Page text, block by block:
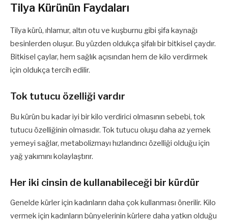
Tilya Kürünün Faydaları
Tilya kürü, ıhlamur, altın otu ve kuşburnu gibi şifa kaynağı
besinlerden oluşur. Bu yüzden oldukça şifalı bir bitkisel çaydır.
Bitkisel çaylar, hem sağlık açısından hem de kilo verdirmek
için oldukça tercih edilir.
Tok tutucu özelliği vardır
Bu kürün bu kadar iyi bir kilo verdirici olmasının sebebi, tok
tutucu özelliğinin olmasıdır. Tok tutucu oluşu daha az yemek
yemeyi sağlar, metabolizmayı hızlandırıcı özelliği olduğu için
yağ yakımını kolaylaştırır.
Her iki cinsin de kullanabileceği bir kürdür
Genelde kürler için kadınların daha çok kullanması önerilir. Kilo
vermek için kadınların bünyelerinin kürlere daha yatkın olduğu